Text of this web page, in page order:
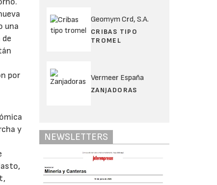
una
por
y
Geomym Crd, S.A.
CRIBAS TIPO
TROMEL
Vermeer España
ZANJADORAS
NEWSLETTERS